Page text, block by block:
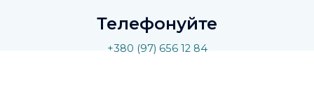
Телефонуйте
+380 (97) 656 12 84